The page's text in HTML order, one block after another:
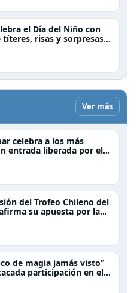
el Día del Niño con
títeres, risas y sorpresas
Vespucio
Ver más
celebra a los más
entrada liberada por el
del Trofeo Chileno del
su apuesta por la
del instrumento en
de magia jamás visto”
participación en el
2026